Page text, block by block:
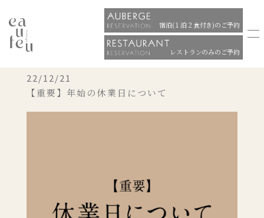
宿泊(１泊２食付き)のご予約
レストランのみのご予約
22/12/21
【重要】年始の休業日について